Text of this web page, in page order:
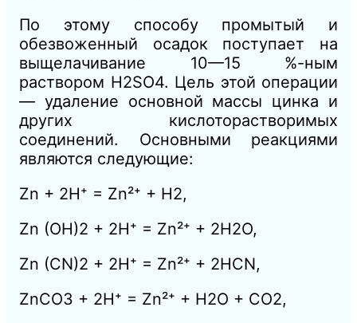
По этому способу промытый и
обезвоженный осадок поступает на
выщелачивание 10—15 %-ным
раствором H2SO4. Цель этой операции
— удаление основной массы цинка и
других кислоторастворимых
соединений. Основными реакциями
являются следующие:
Zn + 2H⁺ = Zn²⁺ + H2,
Zn (OH)2 + 2H⁺ = Zn²⁺ + 2H2O,
Zn (CN)2 + 2H⁺ = Zn²⁺ + 2HCN,
ZnCO3 + 2H⁺ = Zn²⁺ + H2O + CO2,